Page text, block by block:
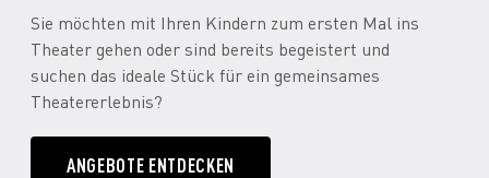
Sie möchten mit Ihren Kindern zum ersten Mal ins
Theater gehen oder sind bereits begeistert und
suchen das ideale Stück für ein gemeinsames
Theatererlebnis?
ANGEBOTE ENTDECKEN